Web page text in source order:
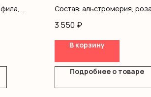
Состав: альстромерия,
оформление
3 550 ₽
В корзину
Подробнее о товаре